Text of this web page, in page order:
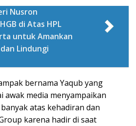
Nusron
di Atas HPL
untuk Amankan
Lindungi
bernama Yaqub yang
awak media menyampaikan
atas kehadiran dan
karena hadir di saat